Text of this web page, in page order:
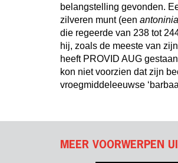
belangstelling gevonden.
zilveren munt (een
die regeerde van 238 tot
hij, zoals de meeste van
heeft PROVID AUG
kon niet voorzien dat zijn
vroegmiddeleeuwse
MEER VOORWERPEN